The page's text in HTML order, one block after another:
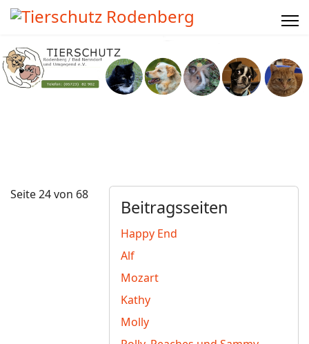
Beitragsseiten
Happy End
Alf
Mozart
Kathy
Molly
Seite 24 von 68